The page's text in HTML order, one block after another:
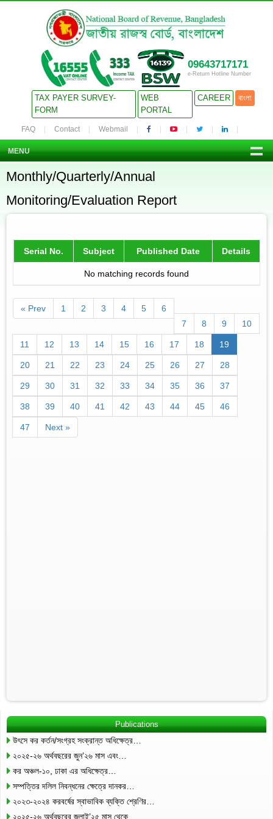
09643717171
e-Return Hotline Number
TAX PAYER SURVEY-
FORM
WEB
PORTAL
CAREER বাংলা
FAQ Contact Webmail
MENU
Monthly/Quarterly/Annual
Monitoring/Evaluation Report
Serial No. Subject Published Date Details
No matching records found
« Prev 1 2 3 4 5
6
7
8 9 10
11 12 13 14 15 16 17 18 19
20 21 22 23 24 25 26 27 28
29 30 31 32 33 34 35 36 37
38 39 40 41 42 43 44 45 46
47 Next »
Publications
উৎসে কর কর্তন/সংগ্রহ সংক্রান্ত অধিক্ষেত্র…
২০২৫-২৬ অর্থবছরের জুন’২৬ মাস এবং…
কর অঞ্চল-১০, ঢাকা এর অধিক্ষেত্র…
সম্পত্তির দলিল নিবন্ধনের ক্ষেত্রে দানকর…
২০২৩-২০২৪ করবর্ষের স্বাভাবিক ব্যক্তি শ্রেণির…
২০২৫-২৬ অর্থবছরের জুলাই’২৫ মাস থেকে…